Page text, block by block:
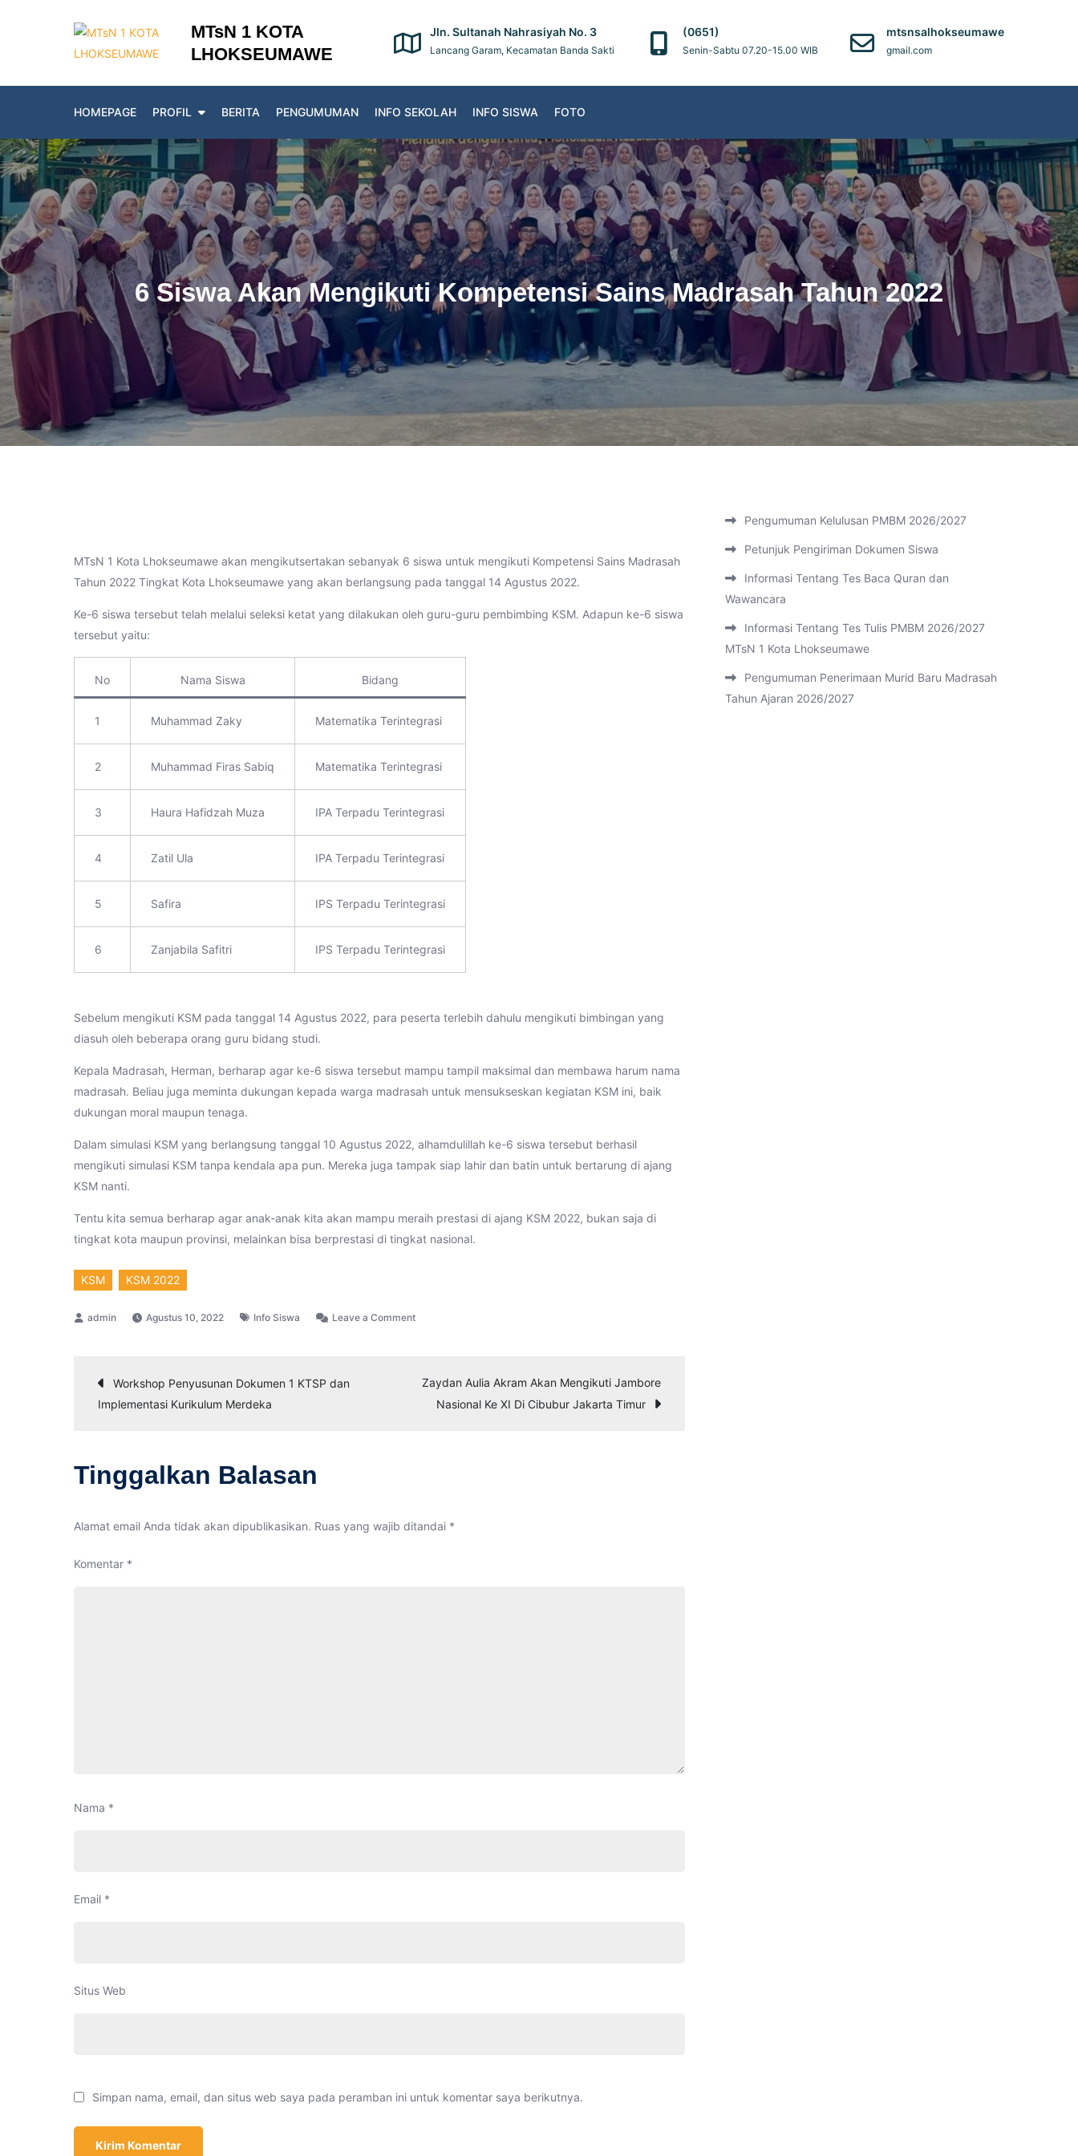
MTsN 1 KOTA
LHOKSEUMAWE
Jln. Sultanah Nahrasiyah No. 3
Lancang Garam, Kecamatan Banda Sakti
(0651)
Senin-Sabtu 07.20-15.00 WIB
mtsnsalhokseumawe
gmail.com
HOMEPAGE PROFIL BERITA PENGUMUMAN INFO SEKOLAH INFO SISWA FOTO
6 Siswa Akan Mengikuti Kompetensi Sains Madrasah Tahun 2022
MTsN 1 Kota Lhokseumawe akan mengikutsertakan sebanyak 6 siswa untuk mengikuti Kompetensi Sains Madrasah
Tahun 2022 Tingkat Kota Lhokseumawe yang akan berlangsung pada tanggal 14 Agustus 2022.
Ke-6 siswa tersebut telah melalui seleksi ketat yang dilakukan oleh guru-guru pembimbing KSM. Adapun ke-6 siswa
tersebut yaitu:
No Nama Siswa Bidang
1 Muhammad Zaky Matematika Terintegrasi
2 Muhammad Firas Sabiq Matematika Terintegrasi
3 Haura Hafidzah Muza IPA Terpadu Terintegrasi
4 Zatil Ula IPA Terpadu Terintegrasi
5 Safira IPS Terpadu Terintegrasi
6 Zanjabila Safitri IPS Terpadu Terintegrasi
Sebelum mengikuti KSM pada tanggal 14 Agustus 2022, para peserta terlebih dahulu mengikuti bimbingan yang
diasuh oleh beberapa orang guru bidang studi.
Kepala Madrasah, Herman, berharap agar ke-6 siswa tersebut mampu tampil maksimal dan membawa harum nama
madrasah. Beliau juga meminta dukungan kepada warga madrasah untuk mensukseskan kegiatan KSM ini, baik
dukungan moral maupun tenaga.
Dalam simulasi KSM yang berlangsung tanggal 10 Agustus 2022, alhamdulillah ke-6 siswa tersebut berhasil
mengikuti simulasi KSM tanpa kendala apa pun. Mereka juga tampak siap lahir dan batin untuk bertarung di ajang
KSM nanti.
Tentu kita semua berharap agar anak-anak kita akan mampu meraih prestasi di ajang KSM 2022, bukan saja di
tingkat kota maupun provinsi, melainkan bisa berprestasi di tingkat nasional.
KSM KSM 2022
Agustus 10, 2022 Info Siswa Leave a Commenton
Akan
Mengikuti
Navigasi
Workshop Penyusunan Dokumen 1 KTSP dan
Implementasi Kurikulum Merdeka
Zaydan Aulia Akram Akan Mengikuti Jambore
Nasional Ke XI Di Cibubur Jakarta Timur
Tinggalkan Balasan
Alamat email Anda tidak akan dipublikasikan. Ruas yang wajib ditandai *
Komentar *
Nama *
Email *
Situs Web
Simpan nama, email, dan situs web saya pada peramban ini untuk komentar saya berikutnya.
Pengumuman Kelulusan PMBM 2026/2027
Petunjuk Pengiriman Dokumen Siswa
Informasi Tentang Tes Baca Quran dan
Wawancara
Informasi Tentang Tes Tulis PMBM 2026/2027
MTsN 1 Kota Lhokseumawe
Pengumuman Penerimaan Murid Baru Madrasah
Tahun Ajaran 2026/2027